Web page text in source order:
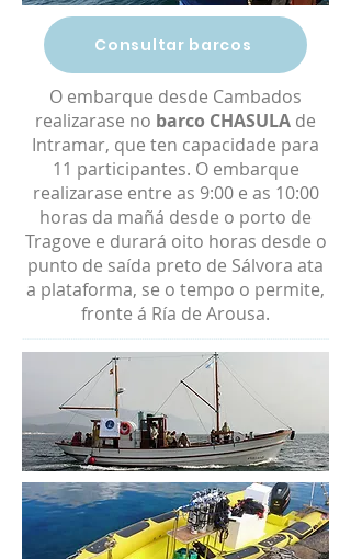
Consultar barcos
O embarque desde Cambados
realizarase no barco CHASULA de
Intramar, que ten capacidade para
11 participantes. O embarque
realizarase entre as 9:00 e as 10:00
horas da mañá desde o porto de
Tragove e durará oito horas desde o
punto de saída preto de Sálvora ata
a plataforma, se o tempo o permite,
fronte á Ría de Arousa.